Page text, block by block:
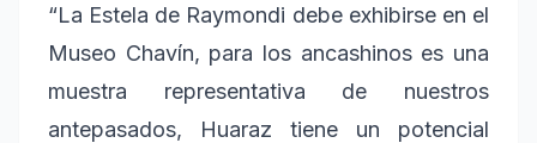
“La Estela de Raymondi debe exhibirse en el
Museo Chavín, para los ancashinos es una
muestra representativa de nuestros
antepasados, Huaraz tiene un potencial